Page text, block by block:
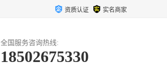
资质认证 实名商家
全国服务咨询热线:
18502675330